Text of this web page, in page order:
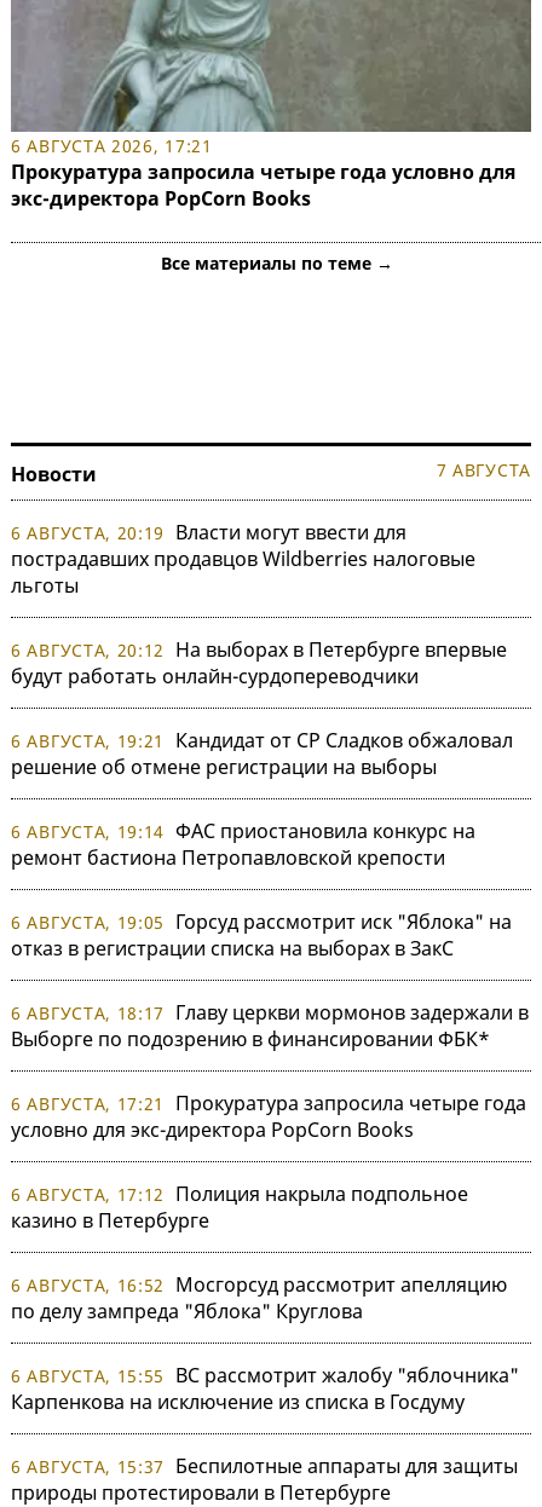
6 АВГУСТА 2026, 17:21
Прокуратура запросила четыре года условно для
экс-директора PopCorn Books
Все материалы по теме →
Новости 7 АВГУСТА
6 АВГУСТА, 20:19
Власти могут ввести для
пострадавших продавцов Wildberries налоговые
льготы
6 АВГУСТА, 20:12
На выборах в Петербурге впервые
будут работать онлайн-сурдопереводчики
6 АВГУСТА, 19:21
Кандидат от СР Сладков обжаловал
решение об отмене регистрации на выборы
6 АВГУСТА, 19:14 ФАС приостановила конкурс на
ремонт бастиона Петропавловской крепости
6 АВГУСТА, 19:05
Горсуд рассмотрит иск "Яблока" на
отказ в регистрации списка на выборах в ЗакС
6 АВГУСТА, 18:17
Главу церкви мормонов задержали в
Выборге по подозрению в финансировании ФБК*
6 АВГУСТА, 17:21
Прокуратура запросила четыре года
условно для экс-директора PopCorn Books
6 АВГУСТА, 17:12
Полиция накрыла подпольное
казино в Петербурге
6 АВГУСТА, 16:52
Мосгорсуд рассмотрит апелляцию
по делу зампреда "Яблока" Круглова
6 АВГУСТА, 15:55
ВС рассмотрит жалобу "яблочника"
Карпенкова на исключение из списка в Госдуму
6 АВГУСТА, 15:37
Беспилотные аппараты для защиты
природы протестировали в Петербурге